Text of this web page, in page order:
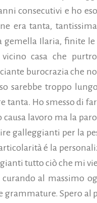
consecutivi e ho
era tanta,
gemella Ilaria, finite
vicino casa che
burocrazia che
sarebbe troppo
tanta. Ho smesso di
causa lavoro ma la
galleggianti per la
é la
tutto ciò che mi
curando al massimo
grammature. Spero al